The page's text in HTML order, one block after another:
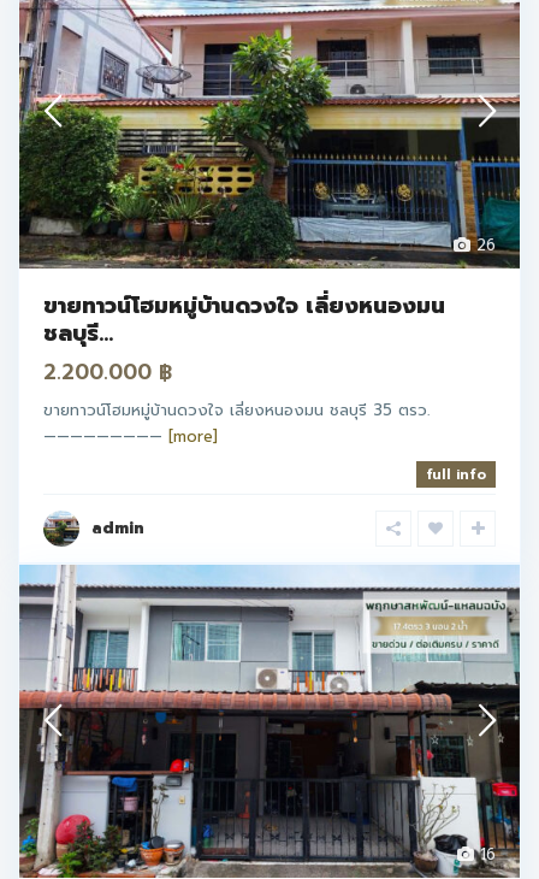
26
ขายทาวน์โฮมหมู่บ้านดวงใจ เลี่ยงหนองมน
ชลบุรี...
2.200.000 ฿
ขายทาวน์โฮมหมู่บ้านดวงใจ เลี่ยงหนองมน ชลบุรี 35 ตรว.
————————— [more]
full info
admin
16